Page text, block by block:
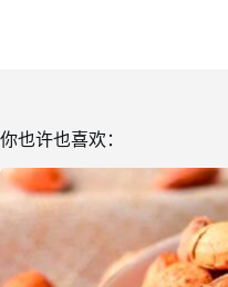
你也许也喜欢：